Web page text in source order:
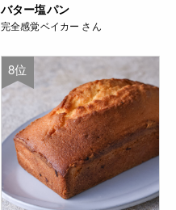
バター塩パン
完全感覚ベイカー さん
8位